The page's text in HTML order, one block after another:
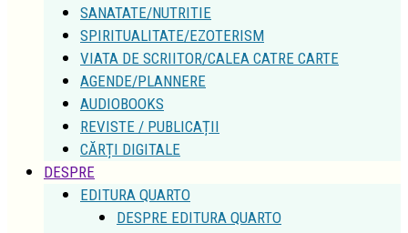
SANATATE/NUTRITIE
SPIRITUALITATE/EZOTERISM
VIATA DE SCRIITOR/CALEA CATRE CARTE
AGENDE/PLANNERE
AUDIOBOOKS
REVISTE / PUBLICAȚII
CĂRȚI DIGITALE
DESPRE
EDITURA QUARTO
DESPRE EDITURA QUARTO